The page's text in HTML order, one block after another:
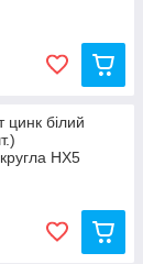
білий
HX5